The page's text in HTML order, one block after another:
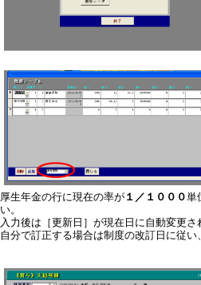
厚生年金の行に現在の率が １／１０００単
い。
入力後は［更新日］が現在日に自動変更
自分で訂正する場合は制度の改訂日に従